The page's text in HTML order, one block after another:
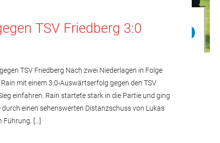
TSV Friedberg 3:0
TSV Friedberg Nach zwei Niederlagen in Folge
mit einem 3:0-Auswärtserfolg gegen den TSV
einfahren. Rain startete stark in die Partie und ging
durch einen sehenswerten Distanzschuss von Lukas
Führung. […]